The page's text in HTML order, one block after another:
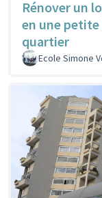
Rénover un
en une
quartier
Ecole Simone